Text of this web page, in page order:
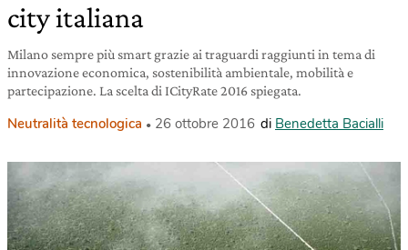
city italiana
Milano sempre più smart grazie ai traguardi raggiunti in tema di
innovazione economica, sostenibilità ambientale, mobilità e
partecipazione. La scelta di ICityRate 2016 spiegata.
Neutralità tecnologica 26 ottobre 2016 di Benedetta Bacialli